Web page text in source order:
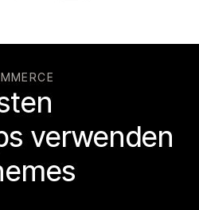
verwenden